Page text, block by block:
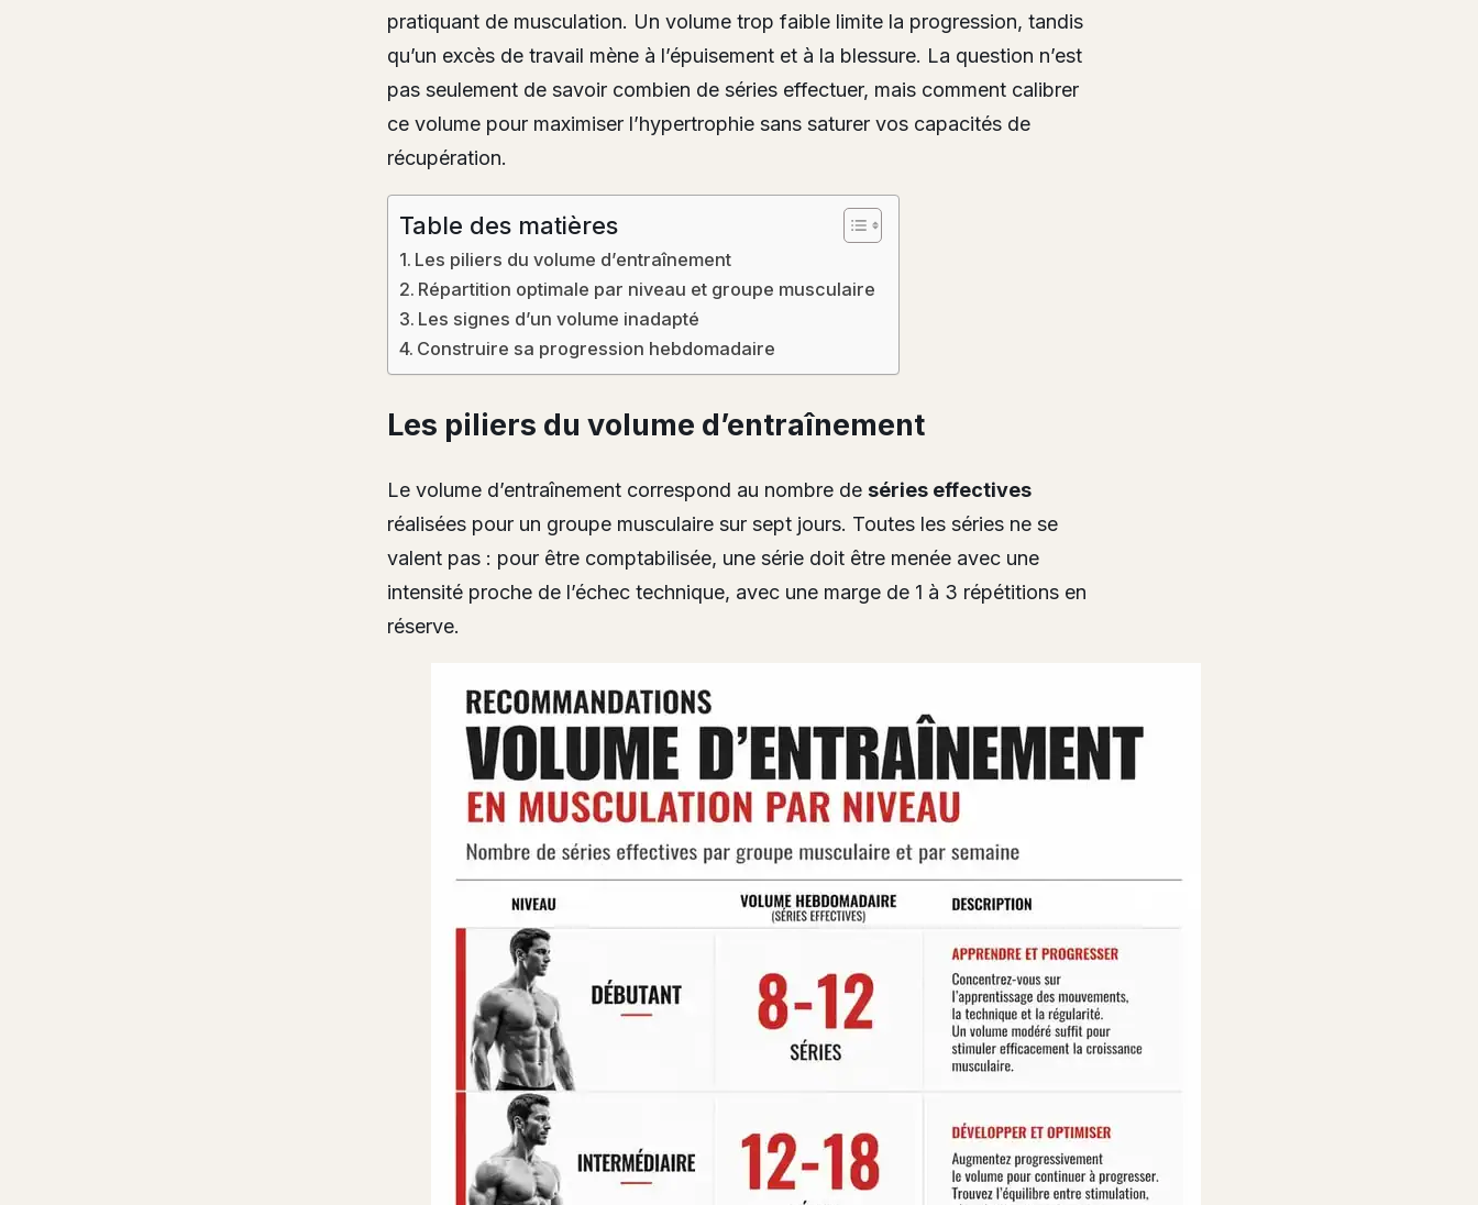
pratiquant de musculation. Un volume trop faible limite la progression, tandis
qu’un excès de travail mène à l’épuisement et à la blessure. La question n’est
pas seulement de savoir combien de séries effectuer, mais comment calibrer
ce volume pour maximiser l’hypertrophie sans saturer vos capacités de
récupération.
Table des matières
Les piliers du volume d’entraînement
Répartition optimale par niveau et groupe musculaire
Les signes d’un volume inadapté
Construire sa progression hebdomadaire
Les piliers du volume d’entraînement
Le volume d’entraînement correspond au nombre de séries effectives
réalisées pour un groupe musculaire sur sept jours. Toutes les séries ne se
valent pas : pour être comptabilisée, une série doit être menée avec une
intensité proche de l’échec technique, avec une marge de 1 à 3 répétitions en
réserve.